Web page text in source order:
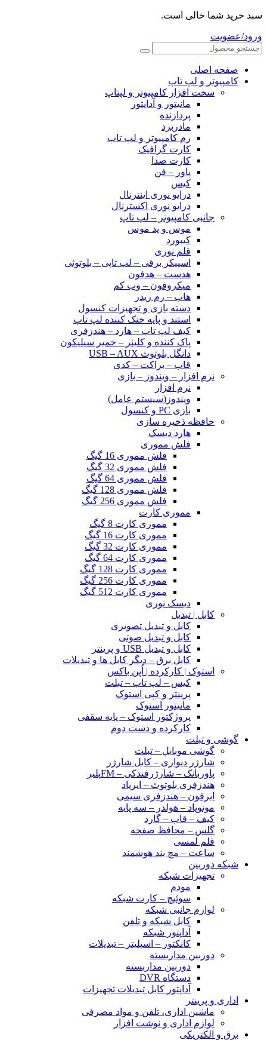
سبد خرید شما خالی است.
ورود/عضویت
صفحه اصلی
کامپیوتر و‌‌‌‌‌ لپ تاپ
سخت افزار کامپیوتر و لپتاپ
مانیتور و آداپتور
پردازنده
مادربرد
رم کامپیوتر و لپ تاپ
کارت گرافیک
کارت صدا
پاور – فن
کیس
درایو نوری اینترنال
درایو نوری اکسترنال
جانبی کامپیوتر – لپ تاپ
موس و پد موس
کیبورد
قلم نوری
اسپیکر برقی – لپ تاپی – بلوتوثی
هدست – هدفون
میکروفون – وب کم
هاب – رم ریدر
دسته بازی و تجهیزات کنسول
استند و پایه خنک کننده لپ تاپ
کیف لپ تاپ – هارد – هندزفری
پاک کننده و کلینر – خمیر سیلیکون
دانگل بلوتوث USB – AUX
قاب – براکت – کدی
نرم افزار – ویندوز – بازی
نرم افزار
ویندوز(سیستم عامل)
بازی PC و کنسول
حافظه ذخیره سازی
هارد دیسک
فلش مموری
فلش مموری 16 گیگ
فلش مموری 32 گیگ
فلش مموری 64 گیگ
فلش مموری 128 گیگ
فلش مموری 256 گیگ
مموری کارت
مموری کارت 8 گیگ
مموری کارت 16 گیگ
مموری کارت 32 گیگ
مموری کارت 64 گیگ
مموری کارت 128 گیگ
مموری کارت 256 گیگ
مموری کارت 512 گیگ
دیسک نوری
کابل | تبدیل
کابل و تبدیل تصویری
کابل و تبدیل صوتی
کابل و تبدیل USB و پرینتر
کابل برق – دیگر کابل ها و تبدیلات
استوک | کارکرده | اُپن باکس
کیس – لپ تاپ – تبلت
پرینتر و کپی استوک
مانیتور استوک
پروژکتور استوک – پایه سقفی
کارکرده و دست دوم
گوشی و تبلت
گوشی موبایل – تبلت
شارژر دیواری – کابل شارژر
پاوربانک – شارژرفندکی – FMپلیر
هندزفری بلوتوث – ایرپاد
ایرفون – هندزفری سیمی
مونوپاد – هولدر – سه پایه
کیف – قاب – گارد
گلس – محافظ صفحه
قلم لمسی
ساعت – مچ بند هوشمند
شبکه دوربین
تجهیزات شبکه
مودم
سوئیچ – کارت شبکه
لوازم جانبی شبکه
کابل شبکه و تلفن
آداپتور شبکه
کانکتور – اسپلیتر – تبدیلات
دوربین مداربسته
دوربین مداربسته
دستگاه DVR
آداپتور کابل تبدیلات تجهیزات
اداری و پرینتر
ماشین اداری، تلفن و مواد مصرفی
لوازم اداری و نوشت افزار
برق و الکتریکی